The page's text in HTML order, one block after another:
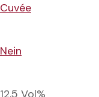
Cuvée
Nein